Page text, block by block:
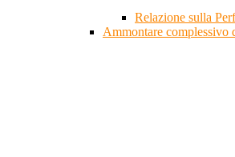
Relazione sulla
Ammontare complessivo